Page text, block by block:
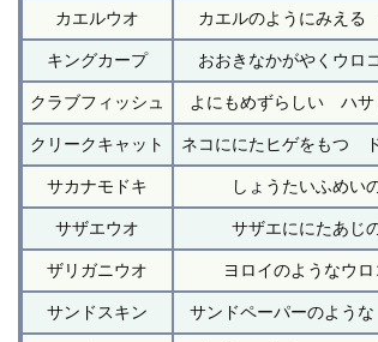
カエルウオ カエルのようにみえ
キングカープ おおきなかがやくウロ
クラブフィッシュ よにもめずらしい ハサ
クリークキャット ネコににたヒゲをもつ
サカナモドキ しょうたいふめい
サザエウオ サザエににたあじ
ザリガニウオ ヨロイのようなウ
サンドスキン サンドペーパーのよう